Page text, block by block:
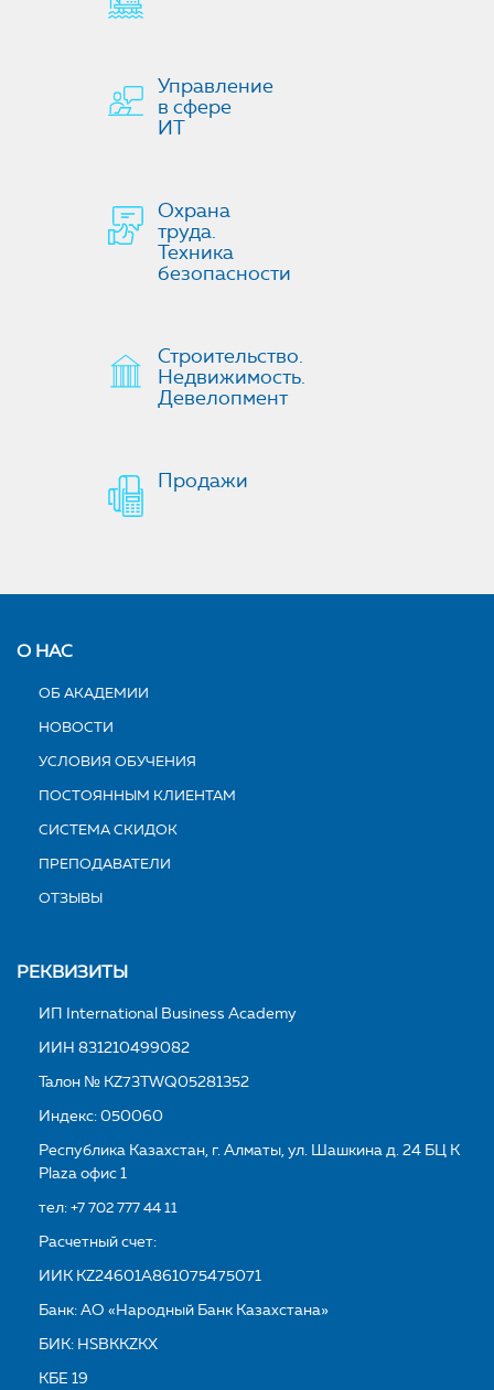
Управление
в сфере
ИТ
Охрана
труда.
Техника
безопасности
Строительство.
Недвижимость.
Девелопмент
Продажи
О НАС
ОБ АКАДЕМИИ
НОВОСТИ
УСЛОВИЯ ОБУЧЕНИЯ
ПОСТОЯННЫМ КЛИЕНТАМ
СИСТЕМА СКИДОК
ПРЕПОДАВАТЕЛИ
ОТЗЫВЫ
РЕКВИЗИТЫ
ИП International Business Academy
ИИН 831210499082
Талон № KZ73TWQ05281352
Индекс: 050060
Республика Казахстан, г. Алматы, ул. Шашкина д. 24 БЦ K
Plaza офис 1
тел:+7 702 777 44 11
Расчетный счет:
ИИК KZ24601A861075475071
Банк: АО «Народный Банк Казахстана»
БИК: HSBKKZKX
КБЕ 19